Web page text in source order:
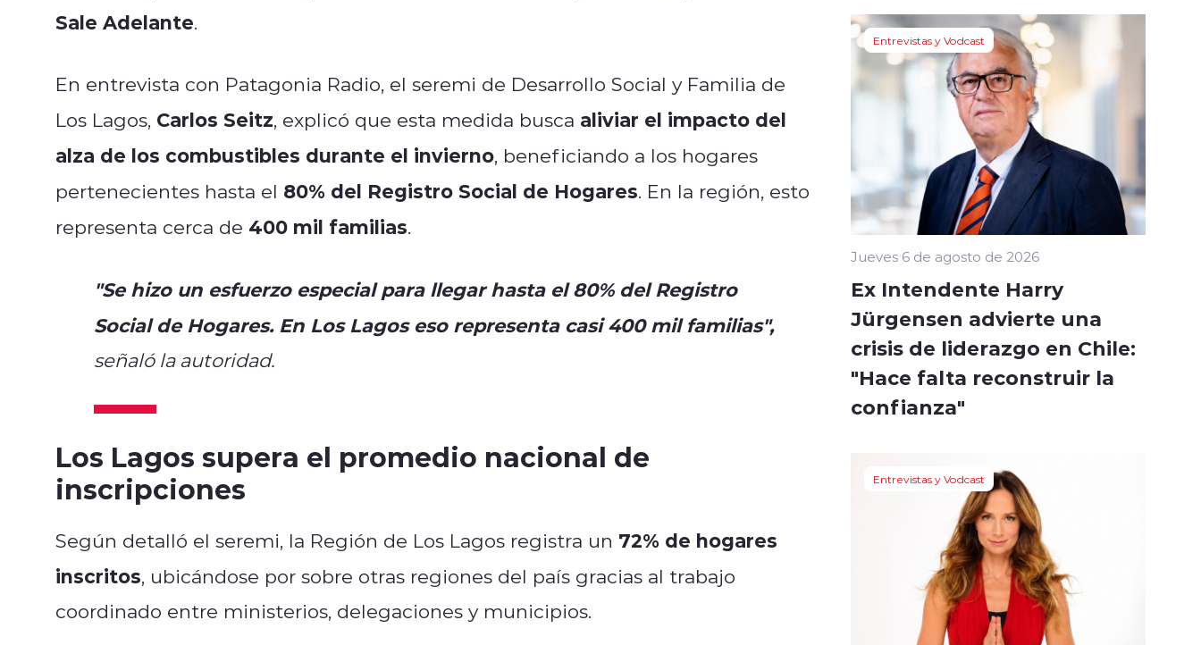
Sale Adelante.
En entrevista con Patagonia Radio, el seremi de Desarrollo Social y Familia de
Los Lagos, Carlos Seitz, explicó que esta medida busca aliviar el impacto del
alza de los combustibles durante el invierno, beneficiando a los hogares
pertenecientes hasta el 80% del Registro Social de Hogares. En la región, esto
representa cerca de 400 mil familias.
"Se hizo un esfuerzo especial para llegar hasta el 80% del Registro
Social de Hogares. En Los Lagos eso representa casi 400 mil familias",
señaló la autoridad.
Los Lagos supera el promedio nacional de
inscripciones
Según detalló el seremi, la Región de Los Lagos registra un 72% de hogares
inscritos, ubicándose por sobre otras regiones del país gracias al trabajo
coordinado entre ministerios, delegaciones y municipios.
Entrevistas y Vodcast
Jueves 6 de agosto de 2026
Ex Intendente Harry
Jürgensen advierte una
crisis de liderazgo en Chile:
"Hace falta reconstruir la
confianza"
Entrevistas y Vodcast